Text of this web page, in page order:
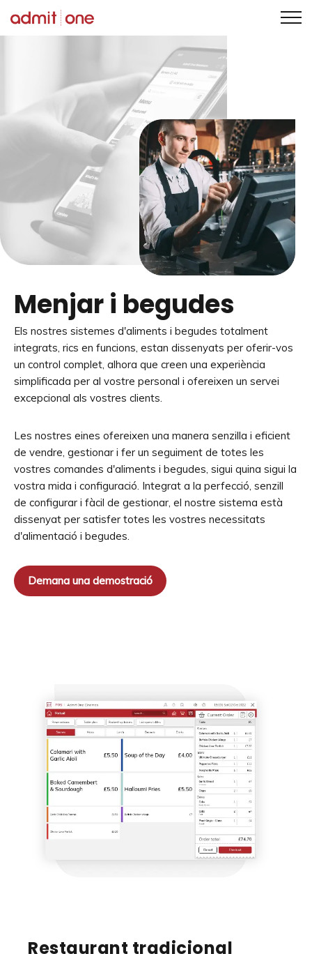
Menjar i begudes
Els nostres sistemes d'aliments i begudes totalment
integrats, rics en funcions, estan dissenyats per oferir-vos
un control complet, alhora que creen una experiència
simplificada per al vostre personal i ofereixen un servei
excepcional als vostres clients.
Les nostres eines ofereixen una manera senzilla i eficient
de vendre, gestionar i fer un seguiment de totes les
vostres comandes d'aliments i begudes, sigui quina sigui la
vostra mida i configuració. Integrat a la perfecció, senzill
de configurar i fàcil de gestionar, el nostre sistema està
dissenyat per satisfer totes les vostres necessitats
d'alimentació i begudes.
Demana una demostració
Restaurant tradicional